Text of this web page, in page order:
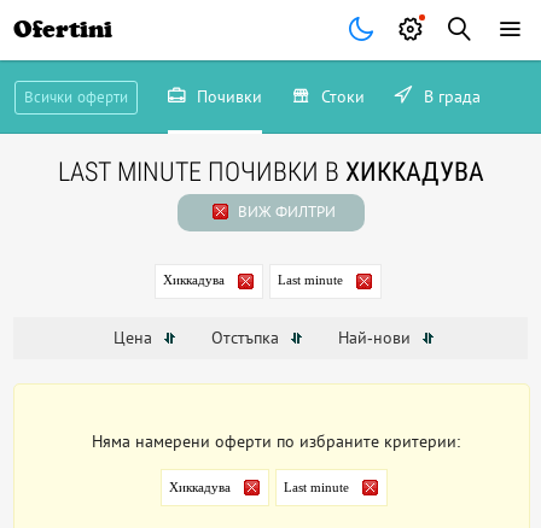
Ofertini
Всички оферти Почивки Стоки В града
LAST MINUTE ПОЧИВКИ В ХИККАДУВА
ВИЖ ФИЛТРИ
Хиккадува Last minute
Цена Отстъпка Най-нови
Няма намерени оферти по избраните критерии:
Хиккадува Last minute